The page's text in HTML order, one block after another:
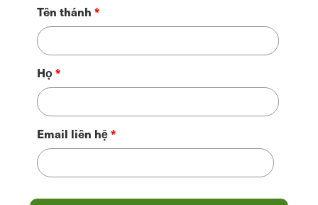
Tên thánh
Họ
Email liên hệ